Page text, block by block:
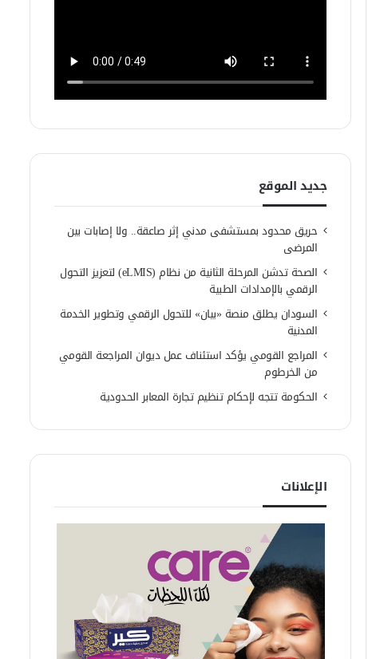
جديد الموقع
حريق محدود بمستشفى مدني إثر صاعقة.. ولا إصابات بين
المرضى
الصحة تدشن المرحلة الثانية من نظام (eLMIS) لتعزيز التحول
الرقمي بالإمدادات الطبية
السودان يطلق منصة «بيان» للتحول الرقمي وتطوير الخدمة
المدنية
المراجع القومي يؤكد استئناف عمل ديوان المراجعة القومي
من الخرطوم
الحكومة تتجه لإحكام تنظيم تجارة المعابر الحدودية
الإعلانات